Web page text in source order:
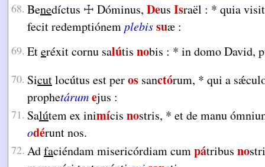
68. Benedíctus ☩ Dóminus, Deus Israël : * quia
fecit redemptiónemplebissuæ :
69. Eteréxit cornu salútis nobis : * in domo David,
70. Sicutlocútus est peros sanctórum, * qui a
prophetárumejus :
71. Salútem ex inimícis nostris, * et de manu
odérunt nos.
72. Adfaciéndam misericórdiam cumpátribus no